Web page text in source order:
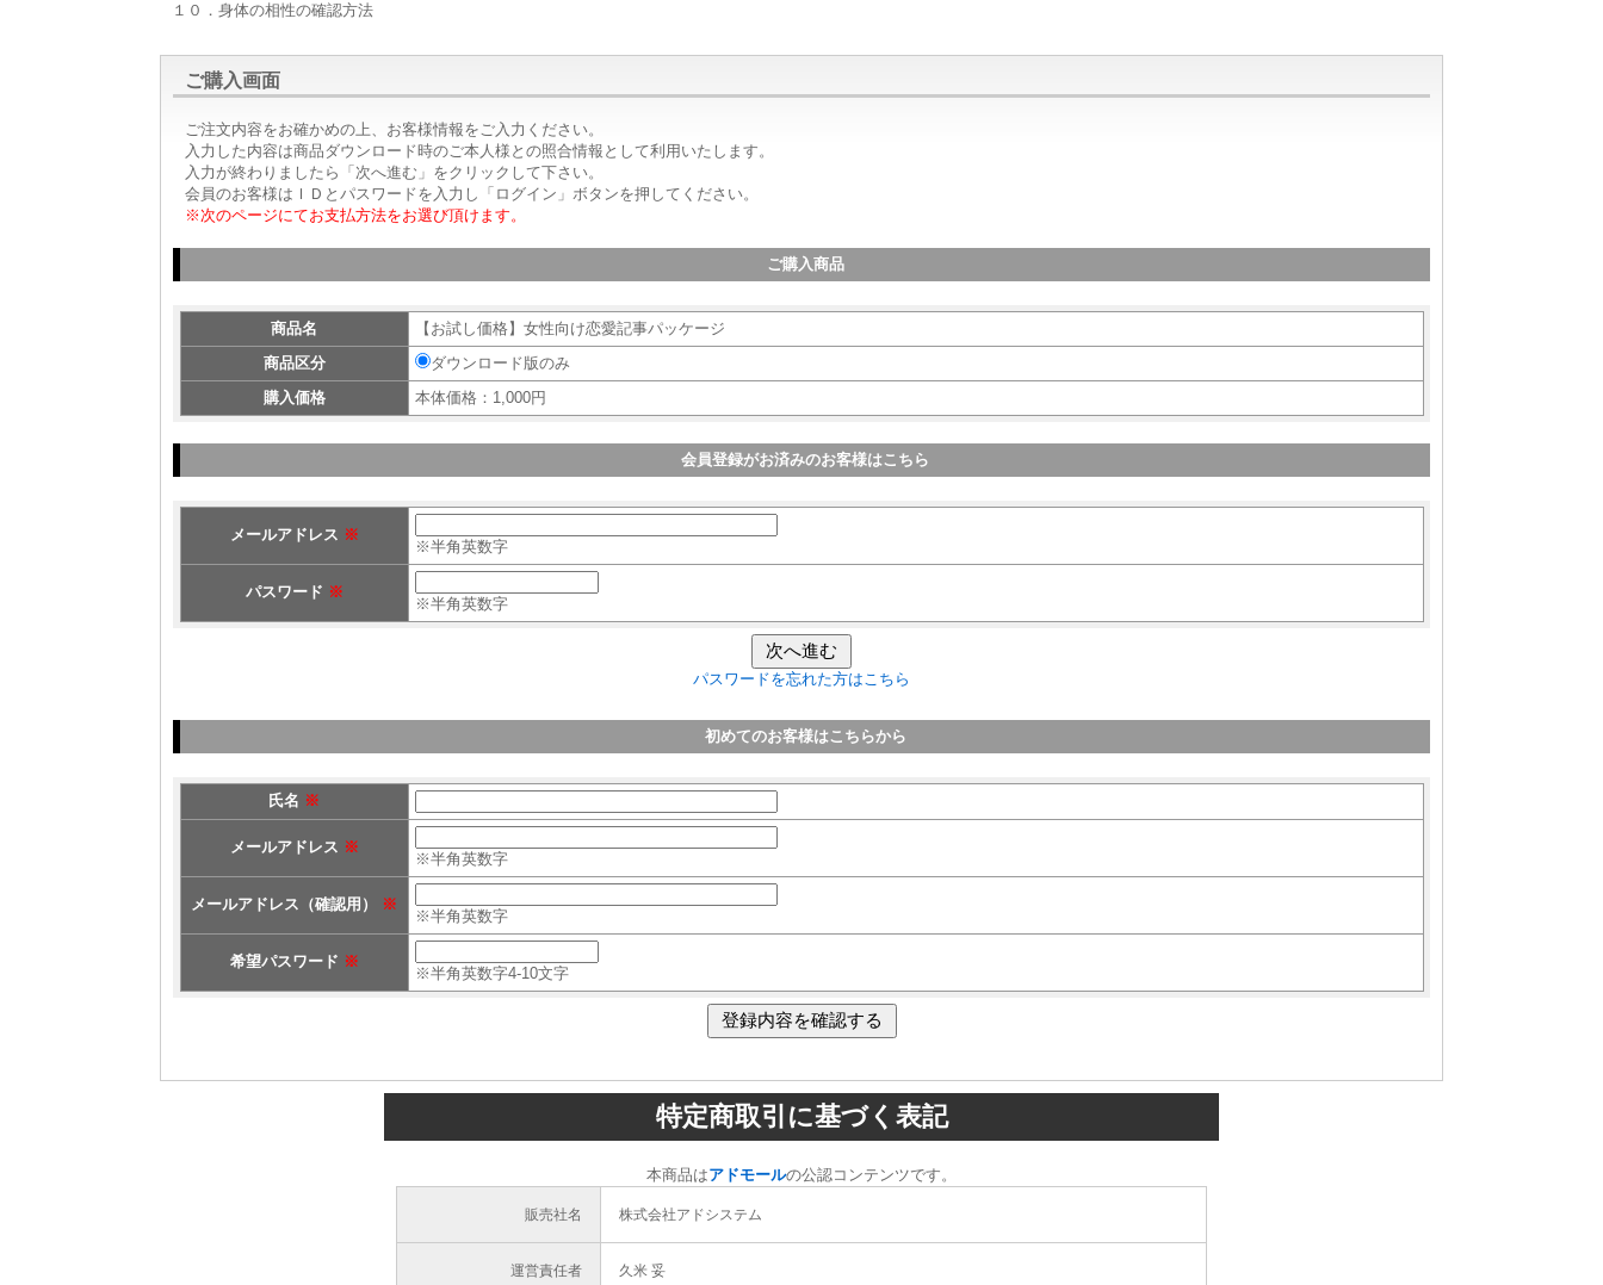
１０．身体の相性の確認方法
ご購入画面
ご注文内容をお確かめの上、お客様情報をご入力ください。
入力した内容は商品ダウンロード時のご本人様との照合情報として利用いたします。
入力が終わりましたら「次へ進む」をクリックして下さい。
会員のお客様はＩＤとパスワードを入力し「ログイン」ボタンを押してください。
※次のページにてお支払方法をお選び頂けます。
ご購入商品
商品名
【お試し価格】女性向け恋愛記事パッケージ
商品区分
ダウンロード版のみ
購入価格
本体価格：1,000円
会員登録がお済みのお客様はこちら
メールアドレス ※
※半角英数字
パスワード ※
※半角英数字
パスワードを忘れた方はこちら
初めてのお客様はこちらから
氏名 ※
メールアドレス ※
※半角英数字
メールアドレス（確認用） ※
※半角英数字
希望パスワード ※
※半角英数字4-10文字
特定商取引に基づく表記
本商品はアドモールの公認コンテンツです。
販売社名 株式会社アドシステム
運営責任者 久米 妥